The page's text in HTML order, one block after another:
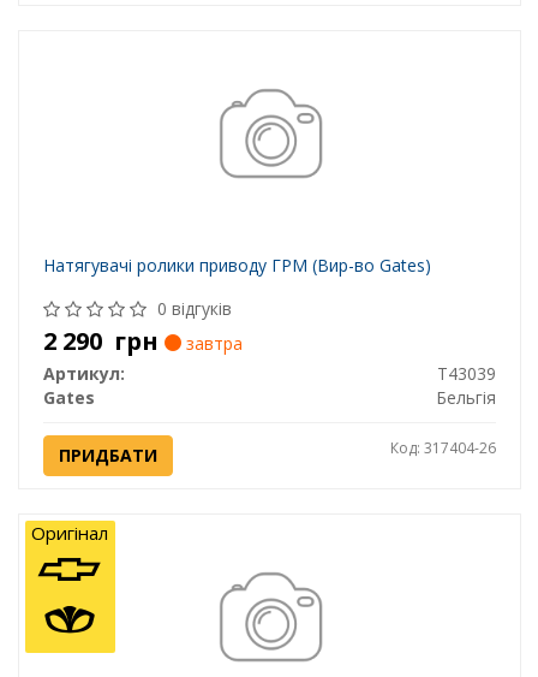
Натягувачі ролики приводу ГРМ (Вир-во Gates)
0 відгуків
2 290 грн
завтра
Артикул:
T43039
Gates
Бельгія
ПРИДБАТИ Код: 317404-26
Оригінал